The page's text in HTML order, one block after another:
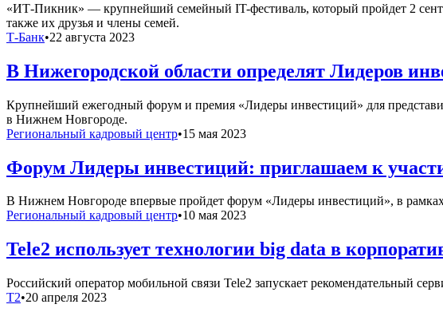
«ИТ-Пикник» — крупнейший семейный IT-фестиваль, который пройдет 2
также их друзья и члены семей.
Т-Банк•22 августа 2023
В Нижегородской области определят Лидеров
Крупнейший ежегодный форум и премия «Лидеры инвестиций» для
в Нижнем Новгороде.
Региональный кадровый центр•15 мая 2023
Форум Лидеры инвестиций: приглашаем к
В Нижнем Новгороде впервые пройдет форум «Лидеры инвестиций», в
Региональный кадровый центр•10 мая 2023
Tele2 использует технологии big data в
Российский оператор мобильной связи Tele2 запускает рекомендательный
T2•20 апреля 2023